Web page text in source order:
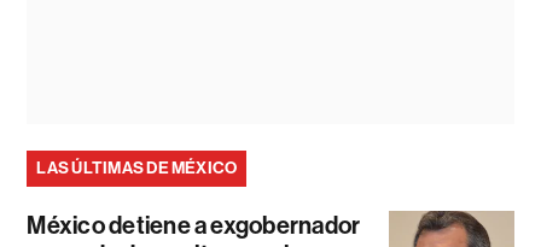
LAS ÚLTIMAS DE MÉXICO
México detiene a exgobernador